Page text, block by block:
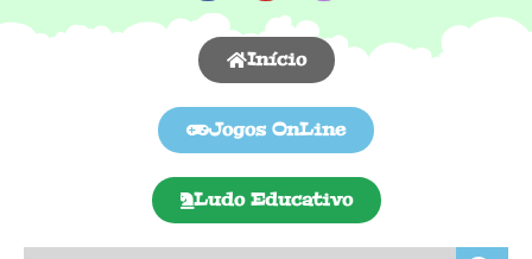
Início
Jogos OnLine
Ludo Educativo